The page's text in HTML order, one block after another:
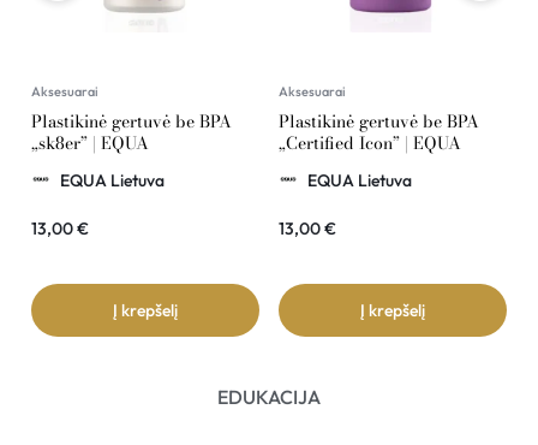
EDUKACIJA
Aksesuarai
Plastikinė gertuvė be BPA
„sk8er” | EQUA
EQUA Lietuva
13,00€
Į krepšelį
Aksesuarai
Plastikinė gertuvė be BPA
„Certified Icon” | EQUA
EQUA Lietuva
13,00€
Į krepšelį